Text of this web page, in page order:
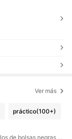
Ver más
práctico(100+)
Color: Multicolor / Talla: 10 rollos de bolsas negras para excrementos de mascotas.